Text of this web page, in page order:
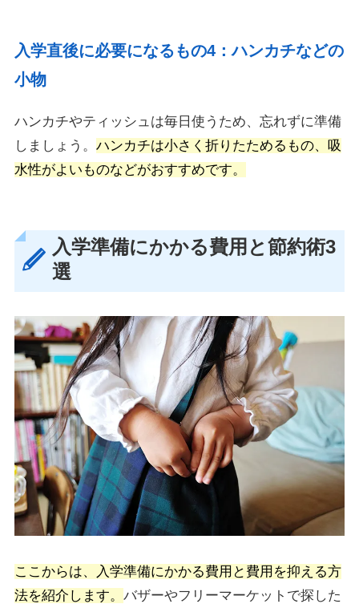
入学直後に必要になるもの4：ハンカチなどの
小物
ハンカチやティッシュは毎日使うため、忘れずに準備
しましょう。 ハンカチは小さく折りたためるもの、吸
水性がよいものなどがおすすめです。
入学準備にかかる費用と節約術3
選
ここからは、入学準備にかかる費用と費用を抑える方
法を紹介します。 バザーやフリーマーケットで探した